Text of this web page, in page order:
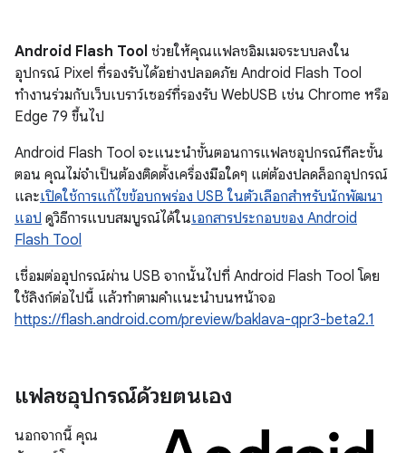
Android Flash Tool ช่วยให้คุณแฟลชอิมเมจระบบลงใน
อุปกรณ์ Pixel ที่รองรับได้อย่างปลอดภัย Android Flash Tool
ทำงานร่วมกับเว็บเบราว์เซอร์ที่รองรับ WebUSB เช่น Chrome หรือ
Edge 79 ขึ้นไป
Android Flash Tool จะแนะนำขั้นตอนการแฟลชอุปกรณ์ทีละขั้น
ตอน คุณไม่จำเป็นต้องติดตั้งเครื่องมือใดๆ แต่ต้องปลดล็อกอุปกรณ์
และเปิดใช้การแก้ไขข้อบกพร่อง USB ในตัวเลือกสำหรับนักพัฒนา
แอป ดูวิธีการแบบสมบูรณ์ได้ในเอกสารประกอบของ Android
Flash Tool
เชื่อมต่ออุปกรณ์ผ่าน USB จากนั้นไปที่ Android Flash Tool โดย
ใช้ลิงก์ต่อไปนี้ แล้วทำตามคำแนะนำบนหน้าจอ
https://flash.android.com/preview/baklava-qpr3-beta2.1
แฟลชอุปกรณ์ด้วยตนเอง
นอกจากนี้ คุณ